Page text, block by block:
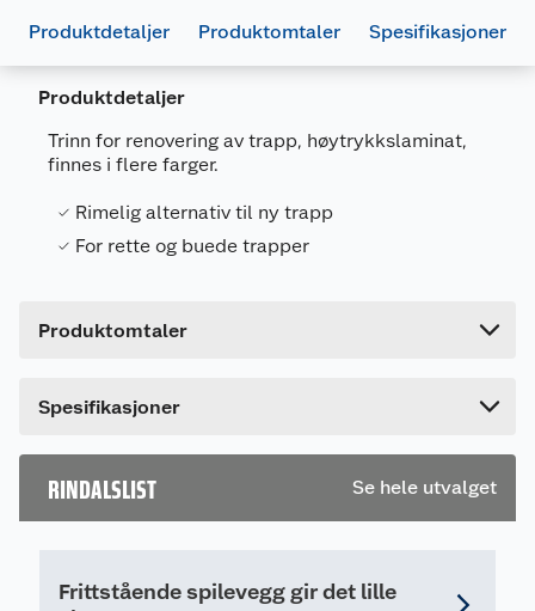
Produktdetaljer Produktomtaler Spesifikasjoner
Produktdetaljer
Trinn for renovering av trapp, høytrykkslaminat,
finnes i flere farger.
Rimelig alternativ til ny trapp
For rette og buede trapper
Produktomtaler
Dette produktet har ikke fått noen omtale ennå.
en omtale.
Spesifikasjoner
Generelt
Artikkelnummer
Leverandørens artikkelnummer
54455940
Forpakningsmål
RINDALSLIST Se hele utvalget
Frittstående spilevegg gir det lille